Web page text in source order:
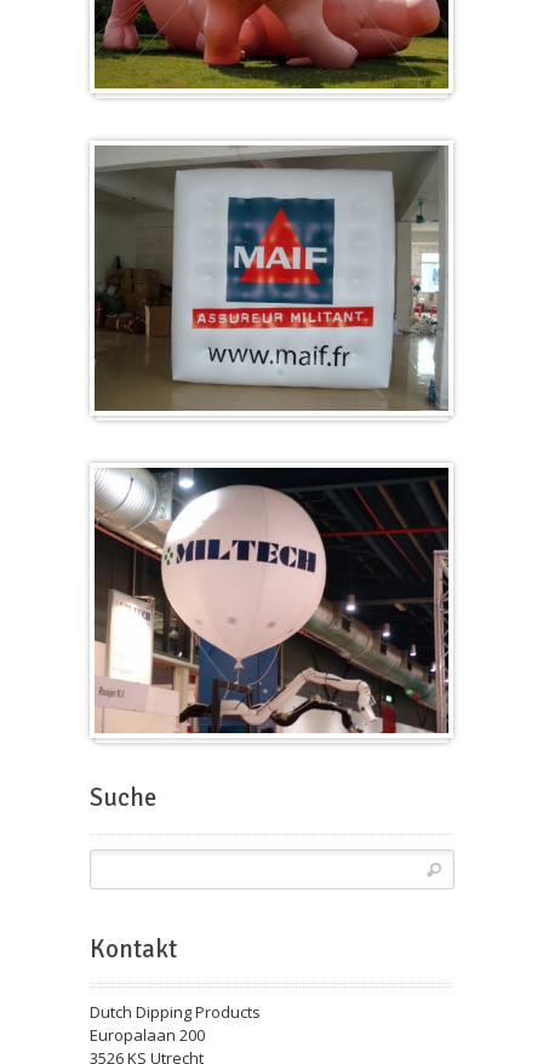
Suche
Kontakt
Dutch Dipping Products
Europalaan 200
3526 KS Utrecht